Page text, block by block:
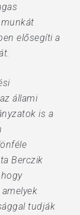
elősegíti a
állami
is a
Berczik
tudják